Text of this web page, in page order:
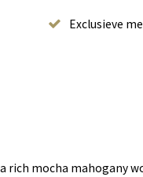
Exclusieve
mocha mahogany